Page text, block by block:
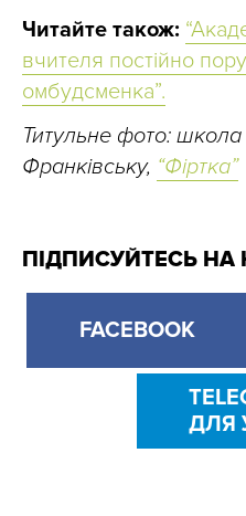
Читайте також:
вчителя постійно
омбудсменка”.
Титульне фото:
Франківську, “Фіртка”
ПІДПИСУЙТЕСЬ НА
FACEBOOK
ДЛЯ